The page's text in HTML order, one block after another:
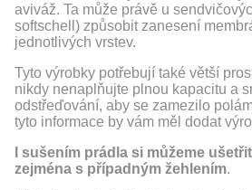
aviváž. Ta může právě u
softschell) způsobit zanesení
jednotlivých vrstev.
Tyto výrobky potřebují také větší
nikdy nenaplňujte plnou kapacitu a
odstřeďování, aby se zamezilo
tyto informace by vám měl dodat
I sušením prádla si můžeme
zejména s případným žehlením.